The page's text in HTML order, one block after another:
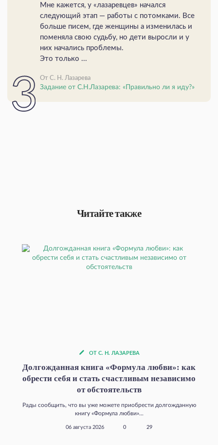
Мне кажется, у «лазаревцев» начался
следующий этап — работы с потомками. Все
больше писем, где женщины а изменилась и
поменяла свою судьбу, но дети выросли и у
них начались проблемы.
Это только ...
От С. Н. Лазарева
Задание от С.Н.Лазарева: «Правильно ли я иду?»
Читайте также
ОТ С. Н. ЛАЗАРЕВА
Долгожданная книга «Формула любви»: как
обрести себя и стать счастливым независимо
от обстоятельств
Рады сообщить, что вы уже можете приобрести долгожданную
книгу «Формула любви»...
06 августа 2026 0 29